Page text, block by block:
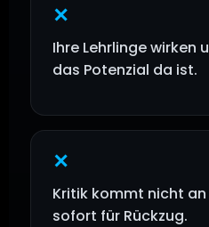
✕
Ihre Lehrlinge wirken
das Potenzial da ist.
✕
Kritik kommt nicht
sofort für Rückzug.